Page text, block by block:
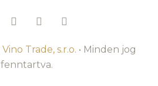
Vino Trade, s.r.o. • Minden jog
fenntartva.